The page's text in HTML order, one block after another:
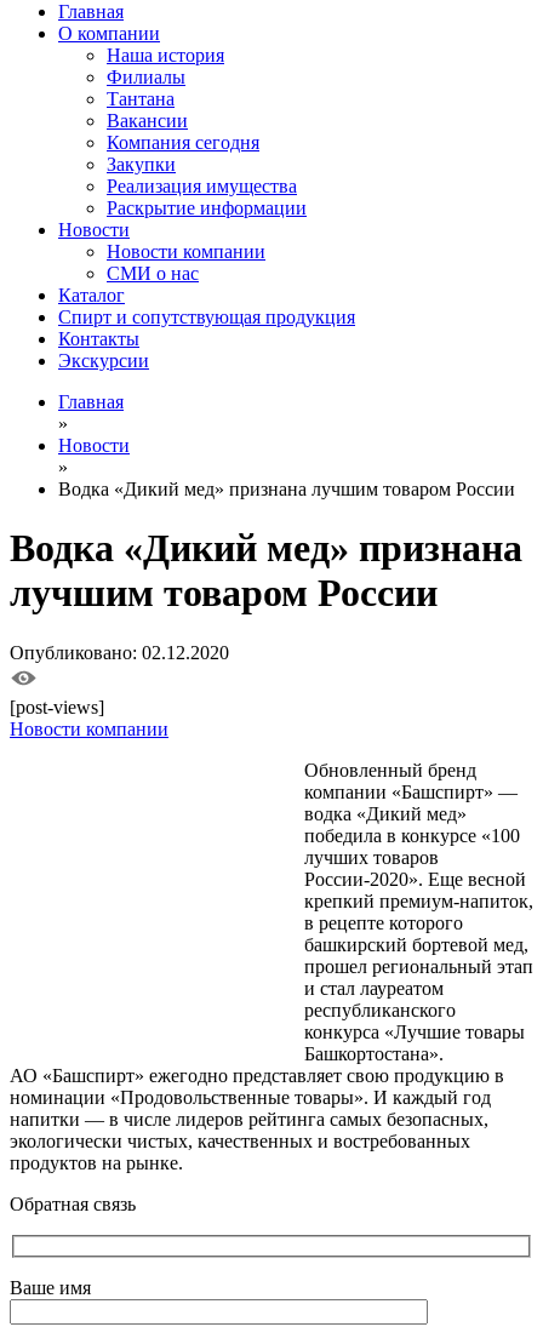
Главная
О компании
Наша история
Филиалы
Тантана
Вакансии
Компания сегодня
Закупки
Реализация имущества
Раскрытие информации
Новости
Новости компании
СМИ о нас
Каталог
Спирт и сопутствующая продукция
Контакты
Экскурсии
Главная
»
Новости
»
Водка «Дикий мед» признана лучшим товаром России
Водка «Дикий мед» признана
лучшим товаром России
Опубликовано: 02.12.2020
[post-views]
Новости компании
Обновленный бренд
компании «Башспирт» —
водка «Дикий мед»
победила в конкурсе «100
лучших товаров
России-2020». Еще весной
крепкий премиум-напиток,
в рецепте которого
башкирский бортевой мед,
прошел региональный этап
и стал лауреатом
республиканского
конкурса «Лучшие товары
Башкортостана».
АО «Башспирт» ежегодно представляет свою продукцию в
номинации «Продовольственные товары». И каждый год
напитки — в числе лидеров рейтинга самых безопасных,
экологически чистых, качественных и востребованных
продуктов на рынке.
Обратная связь
Ваше имя